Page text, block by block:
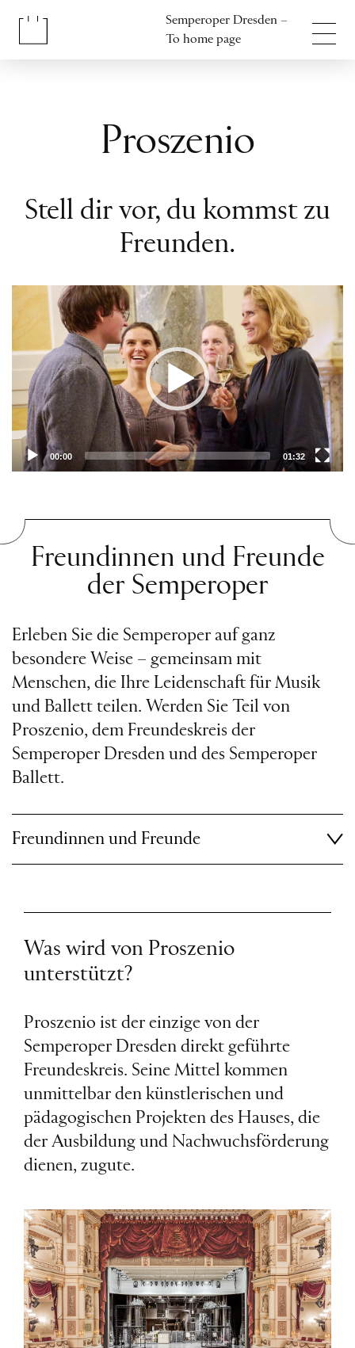
Semperoper Dresden –
To home page
Proszenio
Stell dir vor, du kommst zu
Freunden.
Video
00:00 01:32
Freundinnen und Freunde
der Semperoper
Erleben Sie die Semperoper auf ganz
besondere Weise – gemeinsam mit
Menschen, die Ihre Leidenschaft für Musik
und Ballett teilen. Werden Sie Teil von
Proszenio, dem Freundeskreis der
Semperoper Dresden und des Semperoper
Ballett.
Freundinnen und Freunde
Was wird von Proszenio
unterstützt?
Proszenio ist der einzige von der
Semperoper Dresden direkt geführte
Freundeskreis. Seine Mittel kommen
unmittelbar den künstlerischen und
pädagogischen Projekten des Hauses, die
der Ausbildung und Nachwuchsförderung
dienen, zugute.